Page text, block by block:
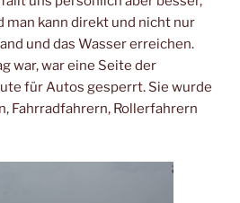
man kann direkt und nicht nur
und das Wasser erreichen.
war, war eine Seite der
für Autos gesperrt. Sie wurde
Fahrradfahrern, Rollerfahrern